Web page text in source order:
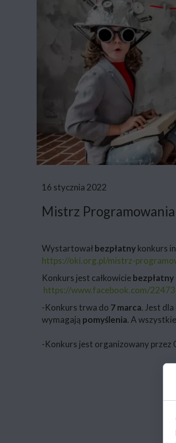
16 stycznia 2022
Mistrz
Wystartowałbezpłatnykonkurs
https://oki.org.pl/mistrz-
Konkurs jest całkowiciebezpłatny
https://www.facebook.com/
-Konkurs trwa do 7 marca. Jest dla
wymagają pomyślenia. A wszystkie
-Konkurs jest organizowany przez